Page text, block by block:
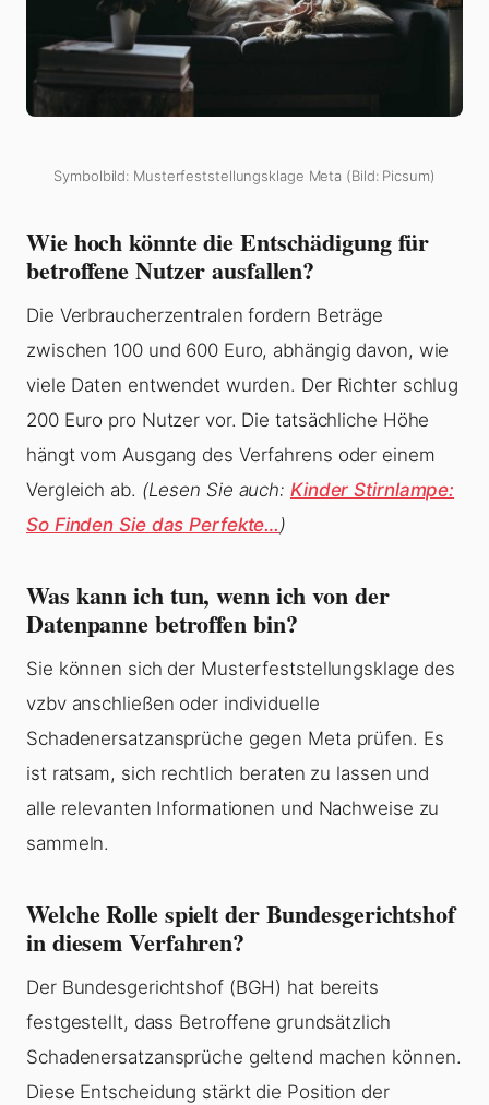
Symbolbild: Musterfeststellungsklage Meta (Bild: Picsum)
Wie hoch könnte die Entschädigung für
betroffene Nutzer ausfallen?
Die Verbraucherzentralen fordern Beträge
zwischen 100 und 600 Euro, abhängig davon, wie
viele Daten entwendet wurden. Der Richter schlug
200 Euro pro Nutzer vor. Die tatsächliche Höhe
hängt vom Ausgang des Verfahrens oder einem
Vergleich ab. (Lesen Sie auch: Kinder Stirnlampe:
So Finden Sie das Perfekte…)
Was kann ich tun, wenn ich von der
Datenpanne betroffen bin?
Sie können sich der Musterfeststellungsklage des
vzbv anschließen oder individuelle
Schadenersatzansprüche gegen Meta prüfen. Es
ist ratsam, sich rechtlich beraten zu lassen und
alle relevanten Informationen und Nachweise zu
sammeln.
Welche Rolle spielt der Bundesgerichtshof
in diesem Verfahren?
Der Bundesgerichtshof (BGH) hat bereits
festgestellt, dass Betroffene grundsätzlich
Schadenersatzansprüche geltend machen können.
Diese Entscheidung stärkt die Position der